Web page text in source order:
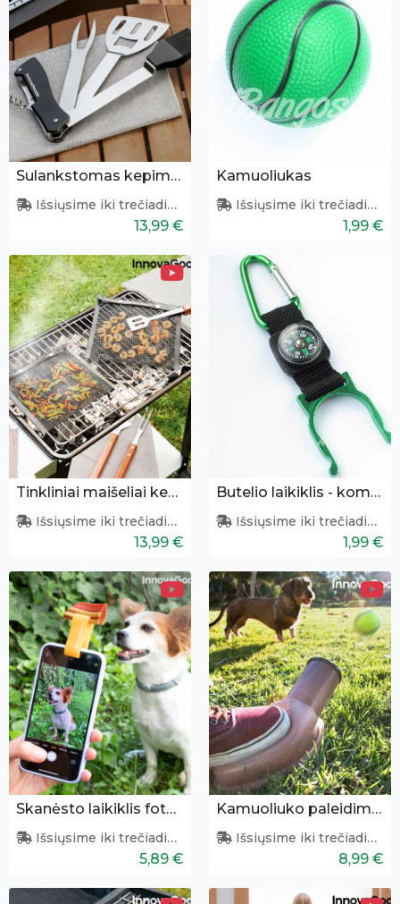
Sulankstomas kepimo įrankių rinkinys
Išsiųsime iki trečiadienio
13,99 €
Kamuoliukas
Išsiųsime iki trečiadienio
1,99 €
Tinkliniai maišeliai kepimui
Išsiųsime iki trečiadienio
13,99 €
Butelio laikiklis - kompasas
Išsiųsime iki trečiadienio
1,99 €
Skanėsto laikiklis fotografuoti augintiniui
Išsiųsime iki trečiadienio
5,89 €
Kamuoliuko paleidimo pompa
Išsiųsime iki trečiadienio
8,99 €